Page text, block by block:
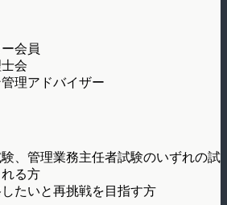
会員
会
理アドバイザー
、管理業務主任者試験のいずれの試
る方
たいと再挑戦を目指す方